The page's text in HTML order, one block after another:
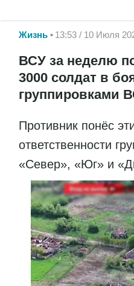
Жизнь 13:53 / 10 Июля
ВСУ за неделю
3000 солдат в
группировками
Противник понёс
ответственности
«Север», «Юг» и